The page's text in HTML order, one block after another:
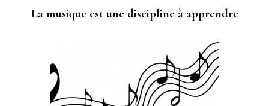
La musique est une discipline à apprendre